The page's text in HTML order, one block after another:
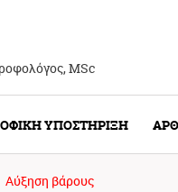
ΜSc
ΥΠΟΣΤΗΡΙΞΗ
Αύξηση βάρους